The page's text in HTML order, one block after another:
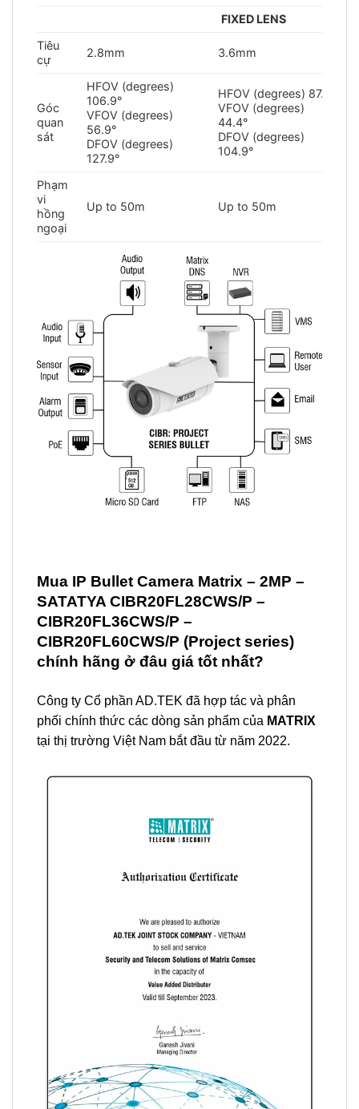
FIXED LENS
Tiêu
cự
2.8mm 3.6mm
Góc
quan
sát
HFOV (degrees)
106.9°
VFOV (degrees)
56.9°
DFOV (degrees)
127.9°
HFOV (degrees) 87.5°
VFOV (degrees)
44.4°
DFOV (degrees)
104.9°
Phạm
vi
hồng
ngoại
Up to 50m Up to 50m
Mua IP Bullet Camera Matrix – 2MP –
SATATYA CIBR20FL28CWS/P –
CIBR20FL36CWS/P –
CIBR20FL60CWS/P (Project series)
chính hãng ở đâu giá tốt nhất?
Công ty Cổ phần AD.TEK đã hợp tác và phân
phối chính thức các dòng sản phẩm của MATRIX
tại thị trường Việt Nam bắt đầu từ năm 2022.